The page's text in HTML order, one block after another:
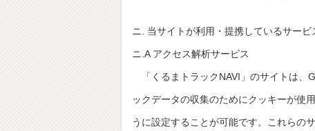
ニ. 当サイトが利用・提携しているサービ
ニ.A アクセス解析サービス
「くるまトラックNAVI」のサイトは、
ックデータの収集のためにクッキーが使
うに設定することが可能です。これらの